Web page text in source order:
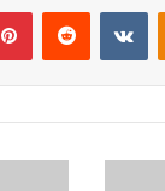
PinterestReddit